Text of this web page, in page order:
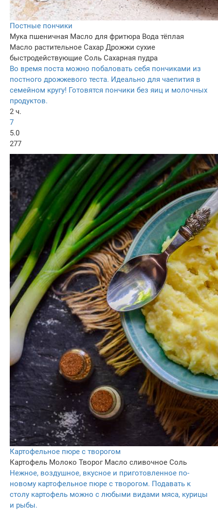
Постные пончики
Мука пшеничная Масло для фритюра Вода тёплая
Масло растительное Сахар Дрожжи сухие
быстродействующие Соль Сахарная пудра
Во время поста можно побаловать себя пончиками из
постного дрожжевого теста. Идеально для чаепития в
семейном кругу! Готовятся пончики без яиц и молочных
продуктов.
2 ч.
7
5.0
277
Картофельное пюре с творогом
Картофель Молоко Творог Масло сливочное Соль
Нежное, воздушное, вкусное и приготовленное по-
новому картофельное пюре с творогом. Подавать к
столу картофель можно с любыми видами мяса, курицы
и рыбы.